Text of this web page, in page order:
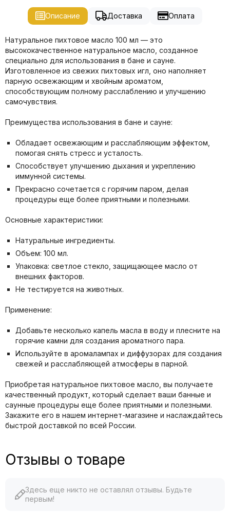
Описание Доставка Оплата
Натуральное пихтовое масло 100 мл — это
высококачественное натуральное масло, созданное
специально для использования в бане и сауне.
Изготовленное из свежих пихтовых игл, оно наполняет
парную освежающим и хвойным ароматом,
способствующим полному расслаблению и улучшению
самочувствия.
Преимущества использования в бане и сауне:
Обладает освежающим и расслабляющим эффектом,
помогая снять стресс и усталость.
Способствует улучшению дыхания и укреплению
иммунной системы.
Прекрасно сочетается с горячим паром, делая
процедуры еще более приятными и полезными.
Основные характеристики:
Натуральные ингредиенты.
Объем: 100 мл.
Упаковка: светлое стекло, защищающее масло от
внешних факторов.
Не тестируется на животных.
Применение:
Добавьте несколько капель масла в воду и плесните на
горячие камни для создания ароматного пара.
Используйте в аромалампах и диффузорах для создания
свежей и расслабляющей атмосферы в парной.
Приобретая натуральное пихтовое масло, вы получаете
качественный продукт, который сделает ваши банные и
саунные процедуры еще более приятными и полезными.
Закажите его в нашем интернет-магазине и наслаждайтесь
быстрой доставкой по всей России.
Отзывы о товаре
Здесь еще никто не оставлял отзывы. Будьте
первым!